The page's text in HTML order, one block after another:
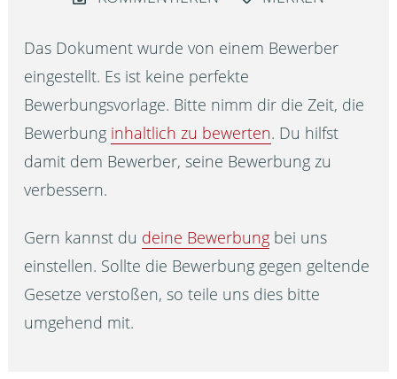
Das Dokument wurde von einem Bewerber
eingestellt. Es ist keine perfekte
Bewerbungsvorlage. Bitte nimm dir die Zeit, die
Bewerbung inhaltlich zu bewerten. Du hilfst
damit dem Bewerber, seine Bewerbung zu
verbessern.
Gern kannst du deine Bewerbung bei uns
einstellen. Sollte die Bewerbung gegen geltende
Gesetze verstoßen, so teile uns dies bitte
umgehend mit.